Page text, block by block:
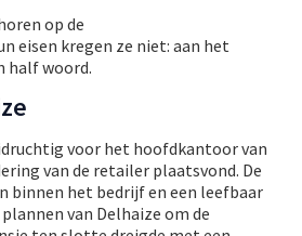
op de
eisen kregen ze niet: aan het
half woord.
voor het hoofdkantoor van
van de retailer plaatsvond. De
binnen het bedrijf en een leefbaar
van Delhaize om de